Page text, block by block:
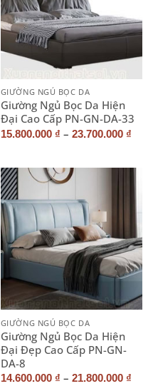
GIƯỜNG NGỦ BỌC DA
Giường Ngủ Bọc Da Hiện
Đại Cao Cấp PN-GN-DA-33
15.800.000 ₫ – 23.700.000 ₫
GIƯỜNG NGỦ BỌC DA
Giường Ngủ Bọc Da Hiện
Đại Đẹp Cao Cấp PN-GN-
DA-8
14.600.000 ₫ – 21.800.000 ₫